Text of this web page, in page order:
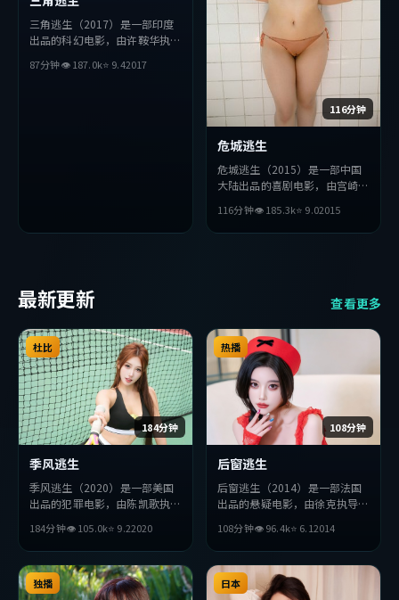
三角逃生（2017）是一部印度
出品的科幻电影，由许鞍华执
孙艺珍等主演。影片在叙事与视
87分钟👁187.0k⭐ 9.42017
116分钟
危城逃生
危城逃生（2015）是一部中国
大陆出品的喜剧电影，由宫崎骏
美等主演。影片在叙事与视听上
力求突破，探讨人性与抉择，节
116分钟👁185.3k⭐ 9.02015
最新更新 查看更多
184分钟
杜比
季风逃生
季风逃生（2020）是一部美国
出品的犯罪电影，由陈凯歌执
主演。影片在叙事与视听上力求
突破，探讨人性与抉择，节奏张
弛有度，适合喜欢该类型的观众
完整观看。
184分钟👁105.0k⭐ 9.22020
108分钟
热播
后窗逃生
后窗逃生（2014）是一部法国
出品的悬疑电影，由徐克执导，
演。影片在叙事与视听上力求突
破，探讨人性与抉择，节奏张弛
有度，适合喜欢该类型的观众完
整观看。
108分钟👁96.4k⭐ 6.12014
独播 日本